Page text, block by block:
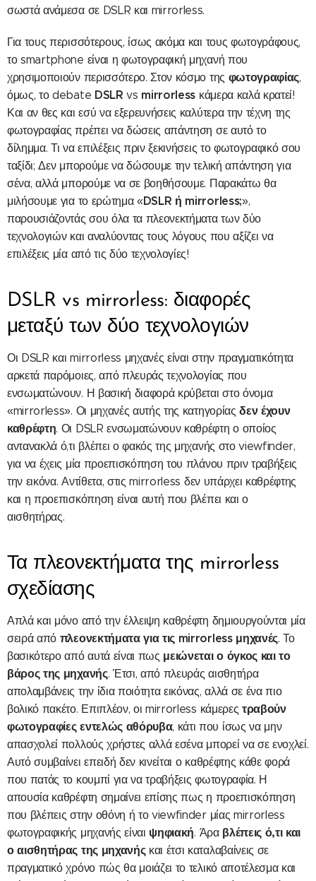
σωστά ανάμεσα σε DSLR και mirrorless.
Για τους περισσότερους, ίσως ακόμα και τους φωτογράφους,
το smartphone είναι η φωτογραφική μηχανή που
χρησιμοποιούν περισσότερο. Στον κόσμο της φωτογραφίας,
όμως, το debate DSLR vs mirrorless κάμερα καλά κρατεί!
Και αν θες και εσύ να εξερευνήσεις καλύτερα την τέχνη της
φωτογραφίας πρέπει να δώσεις απάντηση σε αυτό το
δίλημμα. Τι να επιλέξεις πριν ξεκινήσεις το φωτογραφικό σου
ταξίδι; Δεν μπορούμε να δώσουμε την τελική απάντηση για
σένα, αλλά μπορούμε να σε βοηθήσουμε. Παρακάτω θα
μιλήσουμε για το ερώτημα «DSLR ή mirrorless;»,
παρουσιάζοντάς σου όλα τα πλεονεκτήματα των δύο
τεχνολογιών και αναλύοντας τους λόγους που αξίζει να
επιλέξεις μία από τις δύο τεχνολογίες!
DSLR vs mirrorless: διαφορές
μεταξύ των δύο τεχνολογιών
Οι DSLR και mirrorless μηχανές είναι στην πραγματικότητα
αρκετά παρόμοιες, από πλευράς τεχνολογίας που
ενσωματώνουν. Η βασική διαφορά κρύβεται στο όνομα
«mirrorless». Οι μηχανές αυτής της κατηγορίαςδεν έχουν
καθρέφτη. Οι DSLR ενσωματώνουν καθρέφτη ο οποίος
αντανακλά ό,τι βλέπει ο φακός της μηχανής στο viewfinder,
για να έχεις μία προεπισκόπηση του πλάνου πριν τραβήξεις
την εικόνα. Αντίθετα, στις mirrorless δεν υπάρχει καθρέφτης
και η προεπισκόπηση είναι αυτή που βλέπει και ο
αισθητήρας.
Τα πλεονεκτήματα της mirrorless
σχεδίασης
Απλά και μόνο από την έλλειψη καθρέφτη δημιουργούνται μία
σειρά από πλεονεκτήματα για τις mirrorless μηχανές. Το
βασικότερο από αυτά είναι πως μειώνεται ο όγκος και το
βάρος της μηχανής. Έτσι, από πλευράς αισθητήρα
απολαμβάνεις την ίδια ποιότητα εικόνας, αλλά σε ένα πιο
βολικό πακέτο. Επιπλέον, οι mirrorless κάμερες τραβούν
φωτογραφίες εντελώς αθόρυβα, κάτι που ίσως να μην
απασχολεί πολλούς χρήστες αλλά εσένα μπορεί να σε ενοχλεί.
Αυτό συμβαίνει επειδή δεν κινείται ο καθρέφτης κάθε φορά
που πατάς το κουμπί για να τραβήξεις φωτογραφία. Η
απουσία καθρέφτη σημαίνει επίσης πως η προεπισκόπηση
που βλέπεις στην οθόνη ή το viewfinder μίας mirrorless
φωτογραφικής μηχανής είναι ψηφιακή. Άρα βλέπεις ό,τι και
ο αισθητήρας της μηχανήςκαι έτσι καταλαβαίνεις σε
πραγματικό χρόνο πώς θα μοιάζει το τελικό αποτέλεσμα και